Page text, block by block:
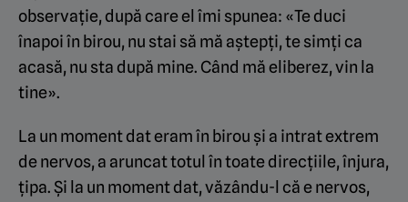
observație, după care el îmi spunea: «Te duci
înapoi în birou, nu stai să mă aștepți, te simți ca
acasă, nu sta după mine. Când mă eliberez, vin la
tine».
La un moment dat eram în birou și a intrat extrem
de nervos, a aruncat totul în toate direcțiile, înjura,
țipa. Și la un moment dat, văzându-l că e nervos,